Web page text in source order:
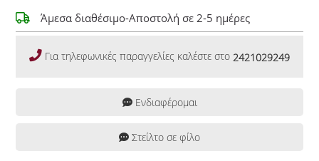
Άμεσα διαθέσιμο-Αποστολή σε 2-5 ημέρες
Για τηλεφωνικές παραγγελίες καλέστε στο 2421029249
Ενδιαφέρομαι
Στείλτο σε φίλο